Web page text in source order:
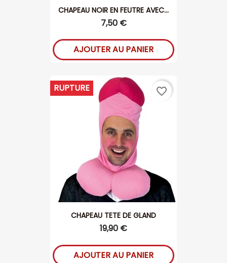
CHAPEAU NOIR EN FEUTRE AVEC...
7,50 €
AJOUTER AU PANIER
CHAPEAU TETE DE GLAND
19,90 €
RUPTURE
AJOUTER AU PANIER
favorite_border